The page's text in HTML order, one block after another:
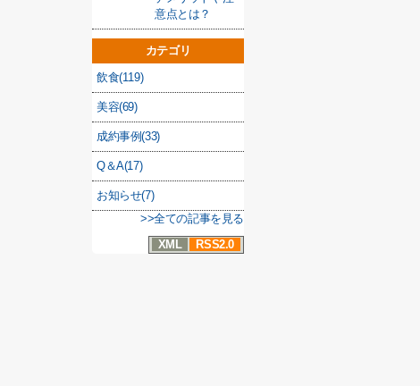
意点とは？
カテゴリ
飲食(119)
美容(69)
成約事例(33)
Q＆A(17)
お知らせ(7)
>>全ての記事を見る
XML
RSS2.0